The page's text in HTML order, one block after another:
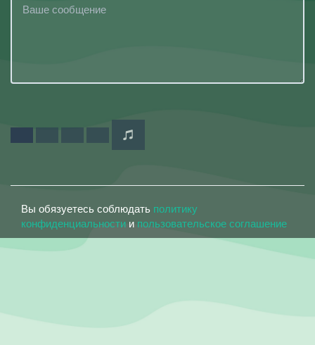
Вы обязуетесь соблюдать политику
конфиденциальности и пользовательское соглашение